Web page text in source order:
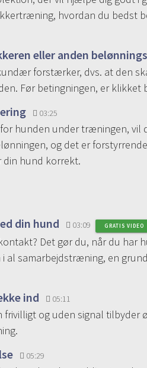
hvordan du bedst
eller anden
forstærker, dvs. at den
Før betingningen, er klikket
03:25
hunden under træningen,
og det er
hund korrekt.
din hund 03:09 GRATIS VIDEO
Det gør du, når du har
al samarbejdstræning, en
ind 05:11
frivilligt og uden signal
05:29